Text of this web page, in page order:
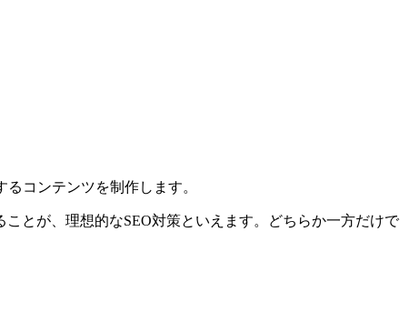
コンテンツを制作します。
とが、理想的なSEO対策といえます。どちらか一方だけで